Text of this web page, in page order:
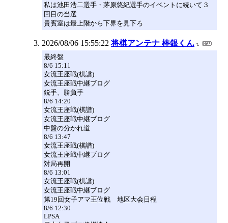
私は池田浩二選手・茅原悠紀選手のイベントに続いて３
回目の当選
貴賓室は最上階から下界を見下ろ
2026/08/06 15:55:22 将棋アンテナ 棒銀くん
最終盤
8/6 15:11
女流王座戦(棋譜)
女流王座戦中継ブログ
鋭手、勝負手
8/6 14:20
女流王座戦(棋譜)
女流王座戦中継ブログ
中盤の分かれ道
8/6 13:47
女流王座戦(棋譜)
女流王座戦中継ブログ
対局再開
8/6 13:01
女流王座戦(棋譜)
女流王座戦中継ブログ
第19回女子アマ王位戦 地区大会日程
8/6 12:30
LPSA